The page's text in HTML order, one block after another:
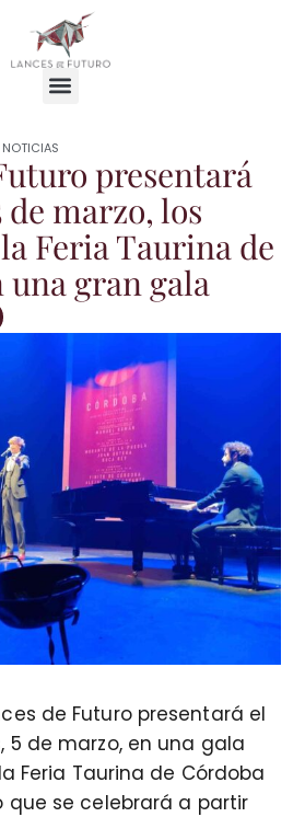
NOTICIAS
presentará
marzo, los
Feria Taurina de
una gran gala
de Futuro presentará el
5 de marzo, en una gala
Feria Taurina de Córdoba
que se celebrará a partir